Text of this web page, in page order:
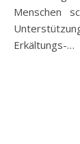
Menschen
Erkältungs-…